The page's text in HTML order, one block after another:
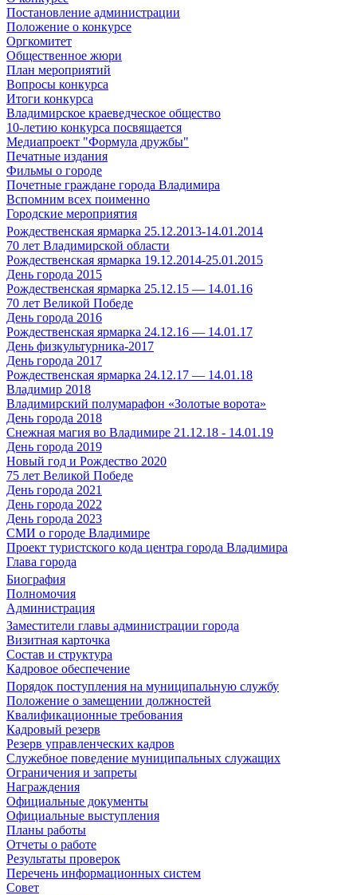
Постановление администрации
Положение о конкурсе
Оргкомитет
Общественное жюри
План мероприятий
Вопросы конкурса
Итоги конкурса
Владимирское краеведческое общество
10-летию конкурса посвящается
Медиапроект "Формула дружбы"
Печатные издания
Фильмы о городе
Почетные граждане города Владимира
Вспомним всех поименно
Городские мероприятия
Рождественская ярмарка 25.12.2013-14.01.2014
70 лет Владимирской области
Рождественская ярмарка 19.12.2014-25.01.2015
День города 2015
Рождественская ярмарка 25.12.15 — 14.01.16
70 лет Великой Победе
День города 2016
Рождественская ярмарка 24.12.16 — 14.01.17
День физкультурника-2017
День города 2017
Рождественская ярмарка 24.12.17 — 14.01.18
Владимир 2018
Владимирский полумарафон «Золотые ворота»
День города 2018
Снежная магия во Владимире 21.12.18 - 14.01.19
День города 2019
Новый год и Рождество 2020
75 лет Великой Победе
День города 2021
День города 2022
День города 2023
СМИ о городе Владимире
Проект туристского кода центра города Владимира
Глава города
Биография
Полномочия
Администрация
Заместители главы администрации города
Визитная карточка
Состав и структура
Кадровое обеспечение
Порядок поступления на муниципальную службу
Положение о замещении должностей
Квалификационные требования
Кадровый резерв
Резерв управленческих кадров
Служебное поведение муниципальных служащих
Ограничения и запреты
Награждения
Официальные документы
Официальные выступления
Планы работы
Отчеты о работе
Результаты проверок
Перечень информационных систем
Совет